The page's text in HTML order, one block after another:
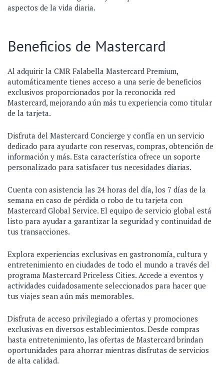
aspectos de la vida diaria.
Beneficios de Mastercard
Al adquirir la CMR Falabella Mastercard Premium,
automáticamente tienes acceso a una serie de beneficios
exclusivos proporcionados por la reconocida red
Mastercard, mejorando aún más tu experiencia como titular
de la tarjeta.
Disfruta del Mastercard Concierge y confía en un servicio
dedicado para ayudarte con reservas, compras, obtención de
información y más. Esta característica ofrece un soporte
personalizado para satisfacer tus necesidades diarias.
Cuenta con asistencia las 24 horas del día, los 7 días de la
semana en caso de pérdida o robo de tu tarjeta con
Mastercard Global Service. El equipo de servicio global está
listo para ayudar a garantizar la seguridad y continuidad de
tus transacciones.
Explora experiencias exclusivas en gastronomía, cultura y
entretenimiento en ciudades de todo el mundo a través del
programa Mastercard Priceless Cities. Accede a eventos y
actividades cuidadosamente seleccionados para hacer que
tus viajes sean aún más memorables.
Disfruta de acceso privilegiado a ofertas y promociones
exclusivas en diversos establecimientos. Desde compras
hasta entretenimiento, las ofertas de Mastercard brindan
oportunidades para ahorrar mientras disfrutas de servicios
de alta calidad.